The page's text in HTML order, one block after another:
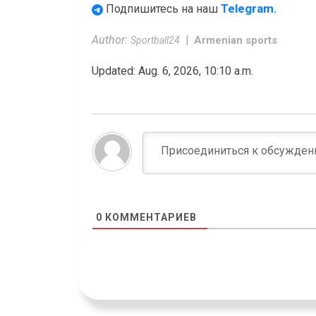
Подпишитесь на наш Telegram.
Author: Sportball24 Armenian sports
Updated: Aug. 6, 2026, 10:10 a.m.
0 КОММЕНТАРИЕВ